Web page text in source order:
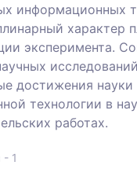
информационных
характер
эксперимента.
достижения науки
технологии в
работах.
- 1